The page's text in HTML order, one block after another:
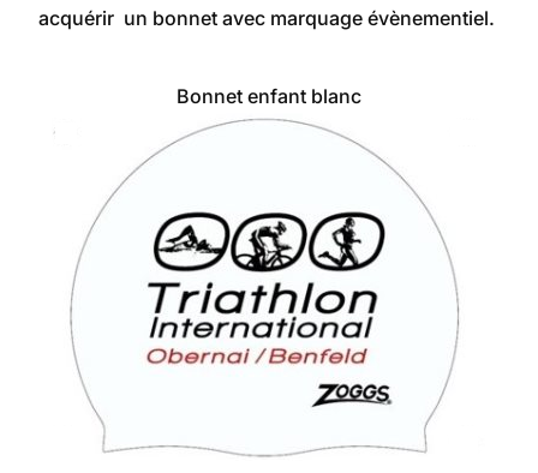
acquérir un bonnet avec marquage évènementiel.
Bonnet enfant blanc